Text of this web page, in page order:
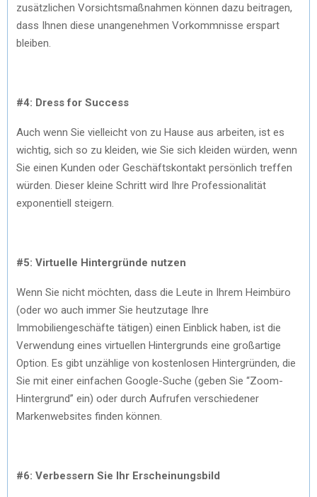
zusätzlichen Vorsichtsmaßnahmen können dazu beitragen,
dass Ihnen diese unangenehmen Vorkommnisse erspart
bleiben.
#4: Dress for Success
Auch wenn Sie vielleicht von zu Hause aus arbeiten, ist es
wichtig, sich so zu kleiden, wie Sie sich kleiden würden, wenn
Sie einen Kunden oder Geschäftskontakt persönlich treffen
würden. Dieser kleine Schritt wird Ihre Professionalität
exponentiell steigern.
#5: Virtuelle Hintergründe nutzen
Wenn Sie nicht möchten, dass die Leute in Ihrem Heimbüro
(oder wo auch immer Sie heutzutage Ihre
Immobiliengeschäfte tätigen) einen Einblick haben, ist die
Verwendung eines virtuellen Hintergrunds eine großartige
Option. Es gibt unzählige von kostenlosen Hintergründen, die
Sie mit einer einfachen Google-Suche (geben Sie “Zoom-
Hintergrund” ein) oder durch Aufrufen verschiedener
Markenwebsites finden können.
#6: Verbessern Sie Ihr Erscheinungsbild